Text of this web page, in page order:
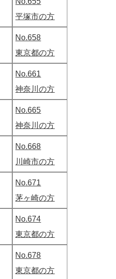
平塚市の方
No.658
東京都の方
No.661
神奈川の方
No.665
神奈川の方
No.668
川崎市の方
No.671
茅ヶ崎の方
No.674
東京都の方
No.678
東京都の方